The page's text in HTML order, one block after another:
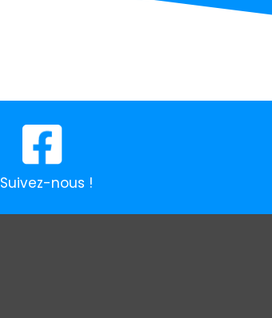
Suivez-nous !